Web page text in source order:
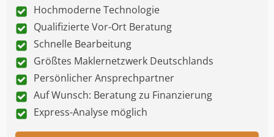
Hochmoderne Technologie
Qualifizierte Vor-Ort Beratung
Schnelle Bearbeitung
Größtes Maklernetzwerk Deutschlands
Persönlicher Ansprechpartner
Auf Wunsch: Beratung zu Finanzierung
Express-Analyse möglich